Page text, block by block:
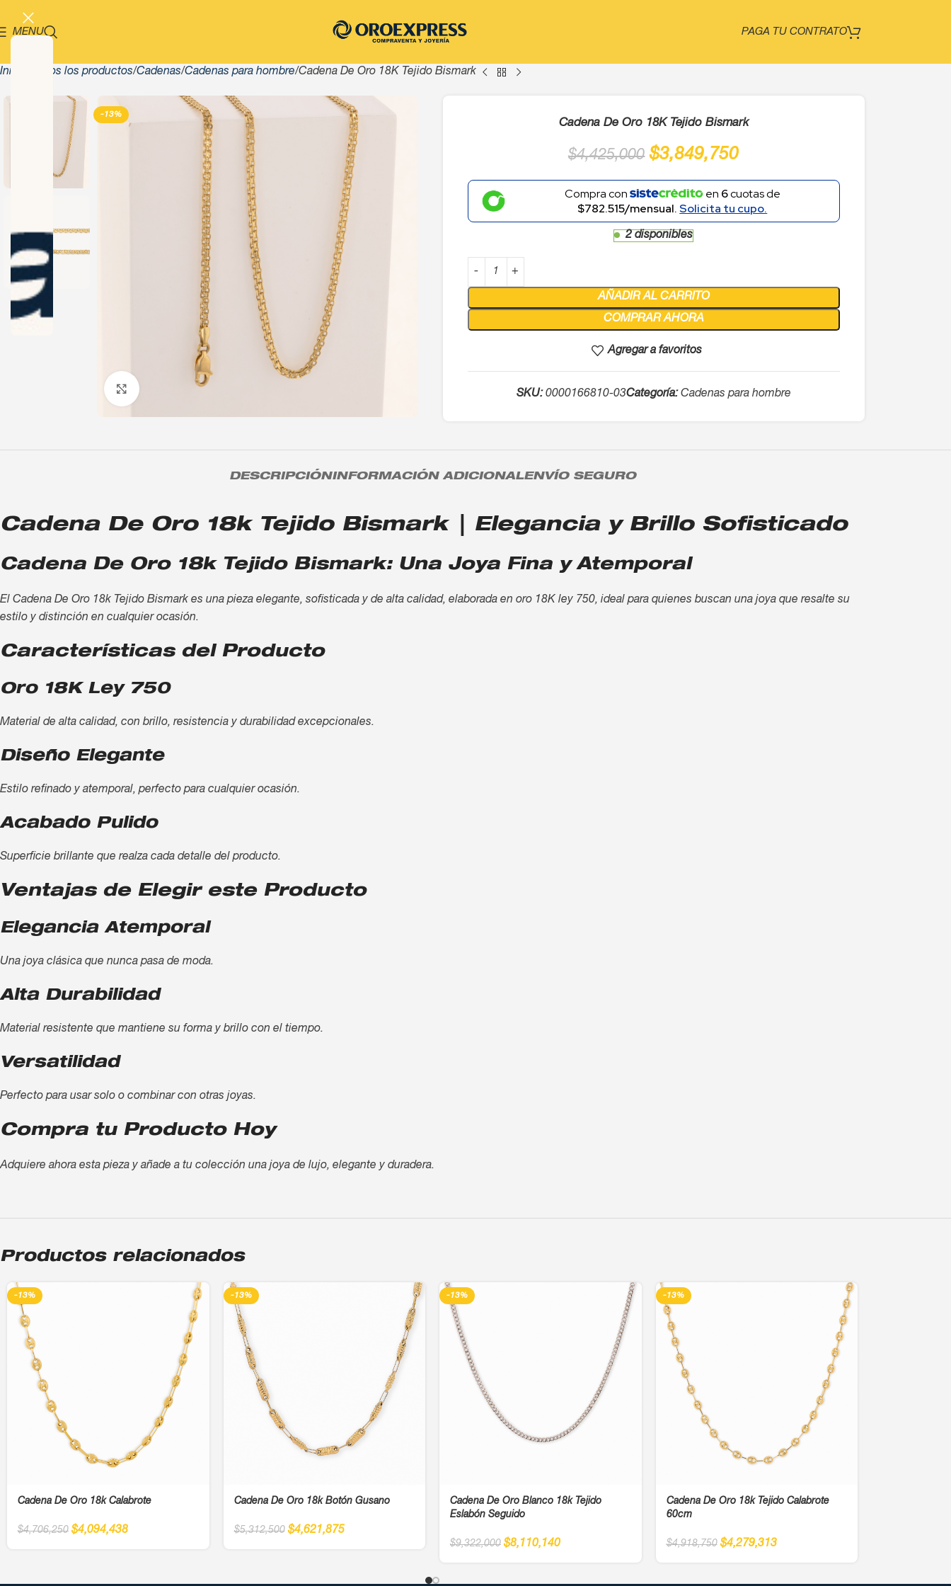
MENU PAGA TU CONTRATO
Inicio Todos los productos Cadenas Cadenas para hombre Cadena De Oro 18K Tejido Bismark
-13%
Click to enlarge
Cadena De Oro 18K Tejido Bismark
$4,425,000 $3,849,750
Compra con en 6cuotas de
$782.515/mensual.Solicita tu cupo.
2 disponibles
AÑADIR AL CARRITO
COMPRAR AHORA
Agregar a favoritos
SKU:0000166810-03Categoría: Cadenas para hombre
DESCRIPCIÓNINFORMACIÓN ADICIONALENVÍO SEGURO
Cadena De Oro 18k Tejido Bismark | Elegancia y Brillo Sofisticado
Cadena De Oro 18k Tejido Bismark: Una Joya Fina y Atemporal
El Cadena De Oro 18k Tejido Bismark es una pieza elegante, sofisticada y de alta calidad, elaborada en oro 18K ley 750, ideal para quienes buscan una joya que resalte su
estilo y distinción en cualquier ocasión.
Características del Producto
Oro 18K Ley 750
Material de alta calidad, con brillo, resistencia y durabilidad excepcionales.
Diseño Elegante
Estilo refinado y atemporal, perfecto para cualquier ocasión.
Acabado Pulido
Superficie brillante que realza cada detalle del producto.
Ventajas de Elegir este Producto
Elegancia Atemporal
Una joya clásica que nunca pasa de moda.
Alta Durabilidad
Material resistente que mantiene su forma y brillo con el tiempo.
Versatilidad
Perfecto para usar solo o combinar con otras joyas.
Compra tu Producto Hoy
Adquiere ahora esta pieza y añade a tu colección una joya de lujo, elegante y duradera.
Productos relacionados
-13%
Cadena De Oro 18k Calabrote
$4,706,250 $4,094,438
-13%
Cadena De Oro 18k Botón Gusano
$5,312,500 $4,621,875
-13%
Cadena De Oro Blanco 18k Tejido
Eslabón Seguido
$9,322,000 $8,110,140
-13%
Cadena De Oro 18k Tejido Calabrote
60cm
$4,918,750 $4,279,313